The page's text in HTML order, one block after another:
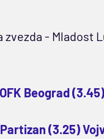
zvezda - Mladost
Beograd
(3.25)